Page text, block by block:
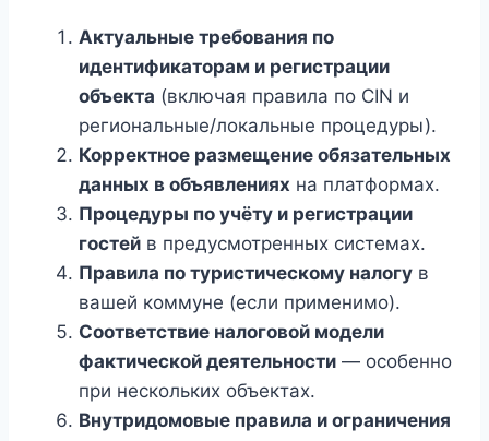
Актуальные требования по
идентификаторам и регистрации
объекта (включая правила по CIN и
региональные/локальные процедуры).
Корректное размещение обязательных
данных в объявлениях на платформах.
Процедуры по учёту и регистрации
гостей в предусмотренных системах.
Правила по туристическому налогу в
вашей коммуне (если применимо).
Соответствие налоговой модели
фактической деятельности — особенно
при нескольких объектах.
Внутридомовые правила и ограничения